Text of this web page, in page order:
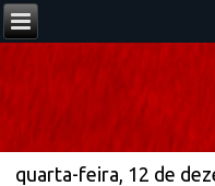
quarta-feira, 12 de